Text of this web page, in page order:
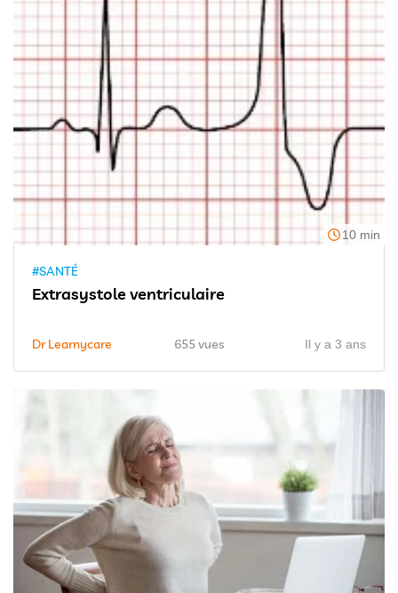
10 min
#SANTÉ
Extrasystole ventriculaire
Dr Learnycare 655 vues Il y a 3 ans